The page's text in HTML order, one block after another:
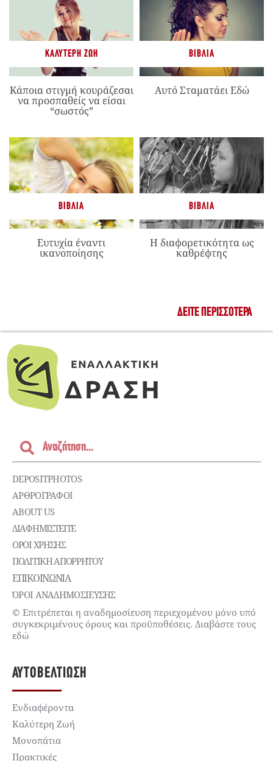
ΚΑΛΎΤΕΡΗ ΖΩΉ
Κάποια στιγμή κουράζεσαι
να προσπαθείς να είσαι
“σωστός”
ΒΙΒΛΊΑ
Αυτό Σταματάει Εδώ
ΒΙΒΛΊΑ
Ευτυχία έναντι
ικανοποίησης
ΒΙΒΛΊΑ
Η διαφορετικότητα ως
καθρέφτης
ΔΕΊΤΕ ΠΕΡΙΣΣΌΤΕΡΑ
DEPOSITPHOTOS
ΑΡΘΡΟΓΡΑΦΟΙ
ABOUT US
ΔΙΑΦΗΜΙΣΤΕΊΤΕ
ΌΡΟΙ ΧΡΉΣΗΣ
ΠΟΛΙΤΙΚΉ ΑΠΟΡΡΉΤΟΥ
ΕΠΙΚΟΙΝΩΝΊΑ
ΌΡΟΙ ΑΝΑΔΗΜΟΣΙΕΥΣΗΣ
© Επιτρέπεται η αναδημοσίευση περιεχομένου μόνο υπό
συγκεκριμένους όρους και προϋποθέσεις. Διαβάστε τους
εδώ
ΑΥΤΟΒΕΛΤΊΩΣΗ
Ενδιαφέροντα
Καλύτερη Ζωή
Μονοπάτια
Πρακτικές